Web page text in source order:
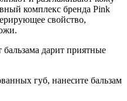
комплекс бренда Pink
свойство,
дарит приятные
губ, нанесите бальзам